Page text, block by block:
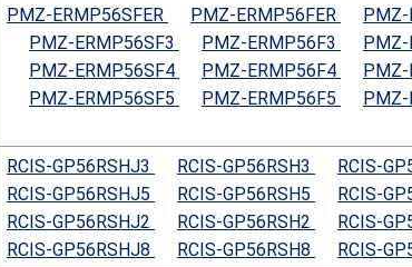
PMZ-ERMP56SFER
PMZ-ERMP56FER
PMZ-ERMP56SF3
PMZ-ERMP56F3
PMZ-ERMP56SF4
PMZ-ERMP56F4
PMZ-ERMP56SF5
PMZ-ERMP56F5
RCIS-GP56RSHJ3 RCIS-GP56RSH3
RCIS-
RCIS-GP56RSHJ5
RCIS-GP56RSH5
RCIS-
RCIS-GP56RSHJ2
RCIS-GP56RSH2
RCIS-
RCIS-GP56RSHJ8
RCIS-GP56RSH8
RCIS-